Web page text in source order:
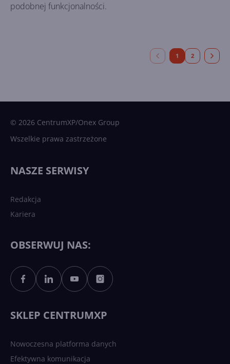
podobnej funkcjonalności.
1 2
© 2026 CentrumXP/Onex Group
Wszelkie prawa zastrzeżone
NASZE SERWISY
Redakcja
Kariera
OBSERWUJ NAS:
SKLEP CENTRUMXP
Nowoczesna platforma danych
Efektywna komunikacja